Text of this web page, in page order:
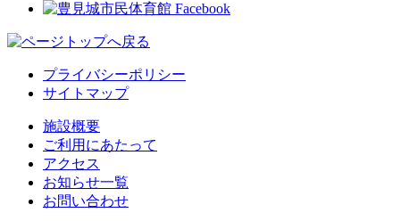
プライバシーポリシー
サイトマップ
施設概要
ご利用にあたって
アクセス
お知らせ一覧
お問い合わせ